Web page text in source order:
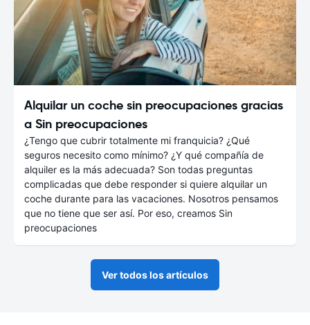
Alquilar un coche sin preocupaciones gracias
a Sin preocupaciones
¿Tengo que cubrir totalmente mi franquicia? ¿Qué
seguros necesito como mínimo? ¿Y qué compañía de
alquiler es la más adecuada? Son todas preguntas
complicadas que debe responder si quiere alquilar un
coche durante para las vacaciones. Nosotros pensamos
que no tiene que ser así. Por eso, creamos Sin
preocupaciones
Ver todos los artículos